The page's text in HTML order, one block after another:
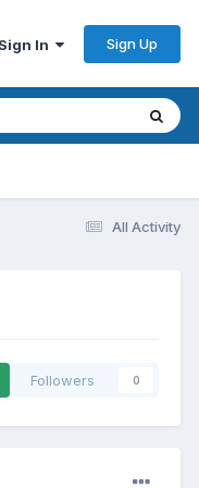
In Sign Up
All Activity
Followers 0